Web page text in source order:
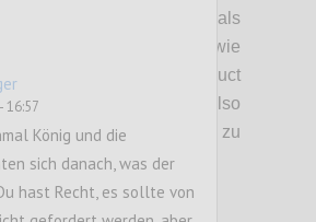
eine
Kette niemals
(daher auch Ansätze wie
Product
Faktoren sind hier also
umdie Entwicklung
hin zu
zu lenken?
16:57
König und die
sich danach, was der
hast Recht, es sollte von